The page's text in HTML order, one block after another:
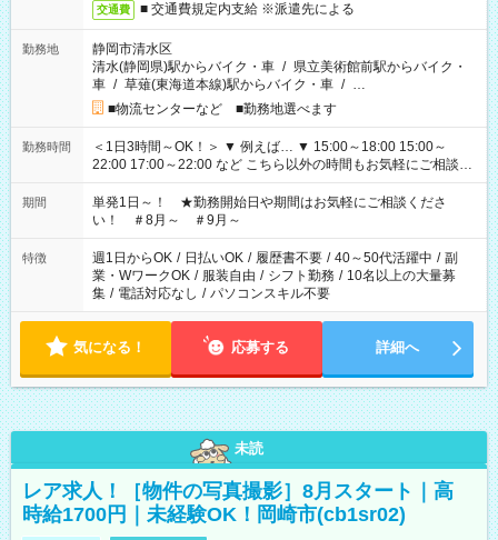
交通費 ■ 交通費規定内支給 ※派遣先による
勤務地
静岡市清水区
清水(静岡県)駅からバイク・車 / 県立美術館前駅からバイク・
車 / 草薙(東海道本線)駅からバイク・車 / …
■物流センターなど ■勤務地選べます
勤務時間
＜1日3時間～OK！＞ ▼ 例えば… ▼ 15:00～18:00 15:00～
22:00 17:00～22:00 など こちら以外の時間もお気軽にご相談く
ださい！
期間
単発1日～！ ★勤務開始日や期間はお気軽にご相談くださ
い！ ＃8月～ ＃9月～
特徴 週1日からOK / 日払いOK / 履歴書不要 / 40～50代活躍中 / 副
業・WワークOK / 服装自由 / シフト勤務 / 10名以上の大量募
集 / 電話対応なし / パソコンスキル不要
気になる！ 応募する 詳細へ
未読
レア求人！［物件の写真撮影］8月スタート｜高
時給1700円｜未経験OK！岡崎市(cb1sr02)